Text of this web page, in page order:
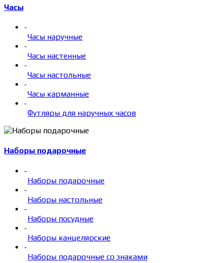
Часы
-
Часы наручные
-
Часы настенные
-
Часы настольные
-
Часы карманные
-
Футляры для наручных часов
Наборы подарочные
-
Наборы подарочные
-
Наборы настольные
-
Наборы посудные
-
Наборы канцелярские
-
Наборы подарочные со знаками